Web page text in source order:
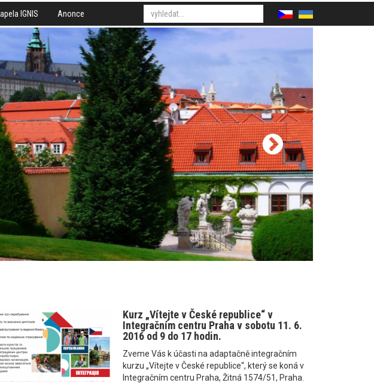
IGNIS Anonce
Kurz „Vítejte v České republice“ v
Integračním centru Praha v sobotu 11. 6.
2016 od 9 do 17 hodin.
Zveme Vás k účasti na adaptačně integračním
kurzu „Vítejte v České republice“, který se koná v
Integračním centru Praha, Žitná 1574/51, Praha.